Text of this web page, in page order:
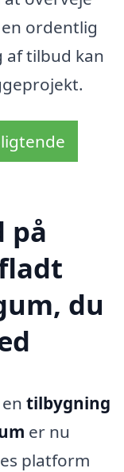
ordentlig
tilbud kan
på
du
tilbygning
er nu
platform